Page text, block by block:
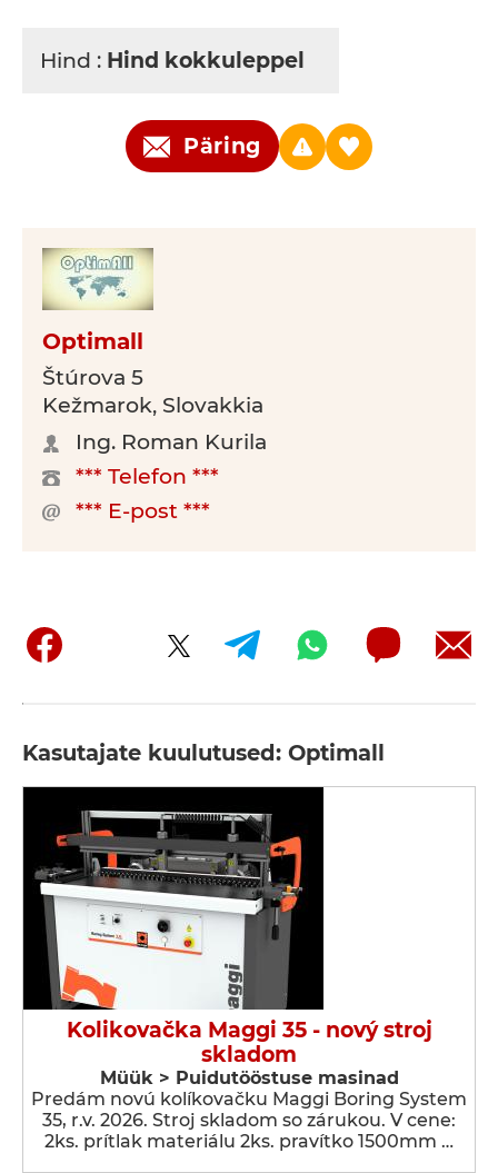
Hind : Hind kokkuleppel
Päring
Optimall
Štúrova 5
Kežmarok, Slovakkia
Ing. Roman Kurila
*** Telefon ***
*** E-post ***
Kasutajate kuulutused: Optimall
Kolikovačka Maggi 35 - nový stroj
skladom
Müük > Puidutööstuse masinad
Predám novú kolíkovačku Maggi Boring System
35, r.v. 2026. Stroj skladom so zárukou. V cene:
2ks. prítlak materiálu 2ks. pravítko 1500mm …